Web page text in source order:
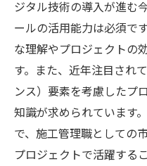
ジタル技術の導入が進む
ールの活用能力は必須で
な理解やプロジェクトの
す。また、近年注目され
ンス）要素を考慮したプ
知識が求められています
で、施工管理職としての
プロジェクトで活躍する